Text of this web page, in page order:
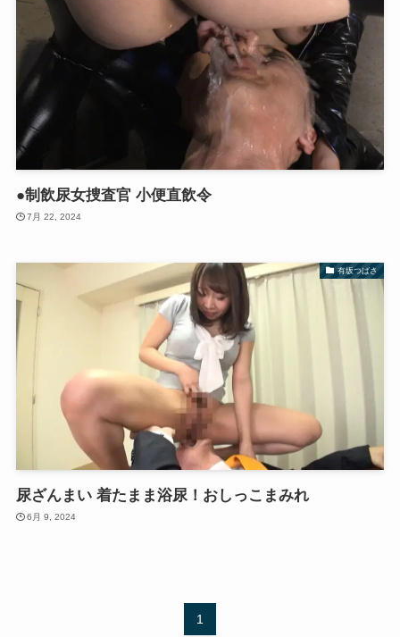
●制飲尿女捜査官 小便直飲令
7月 22, 2024
有坂つばさ
尿ざんまい 着たまま浴尿！おしっこまみれ
6月 9, 2024
1